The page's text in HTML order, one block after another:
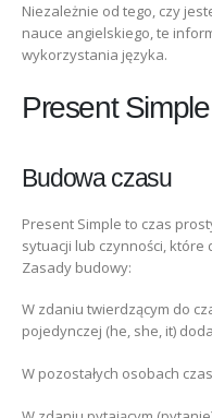
Niezależnie od tego, czy
nauce angielskiego, te
wykorzystania języka.
Present Simple
Budowa czasu
Present Simple to czas
sytuacji lub czynności, które
Zasady budowy:
W zdaniu twierdzącym do
pojedynczej (he, she, it)
W pozostałych osobach